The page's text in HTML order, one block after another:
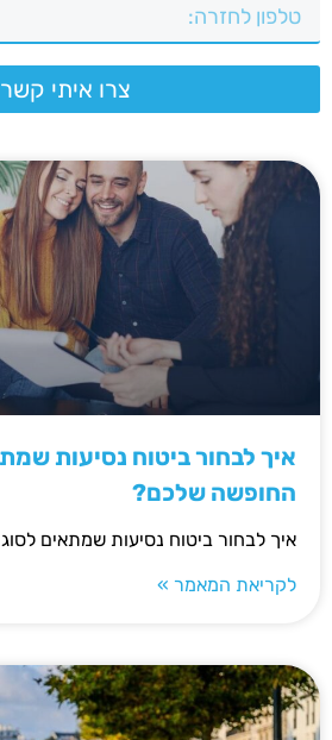
צרו איתי קשר
איך לבחור ביטוח נסיעות
החופשה שלכם?
איך לבחור ביטוח נסיעות שמתאים
לקריאת המאמר »